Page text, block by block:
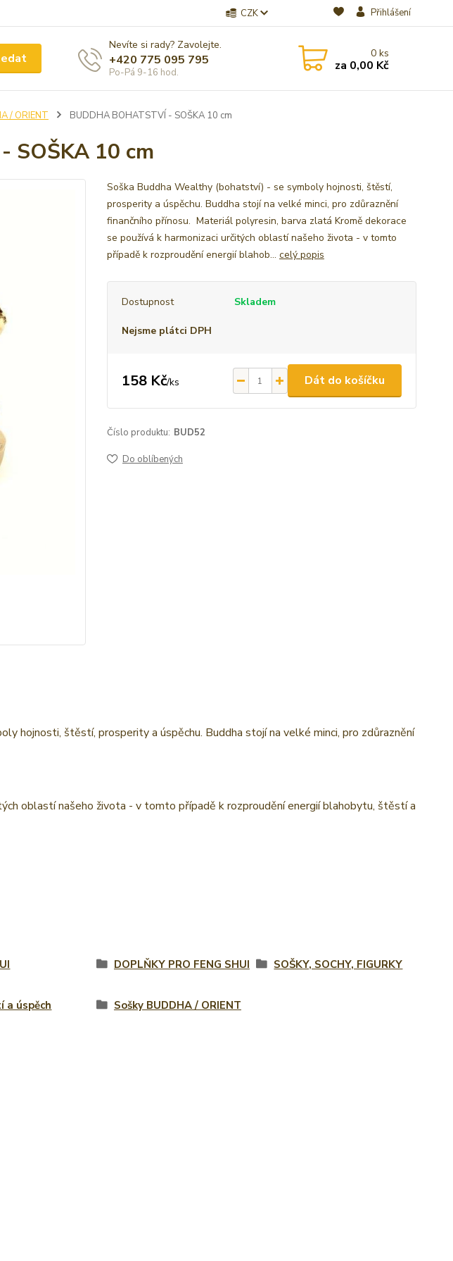
CZK Přihlášení
Nevíte si rady? Zavolejte.
+420 775 095 795
Po-Pá 9-16 hod.
0ks
za 0,00 Kč
/ ORIENT BUDDHA BOHATSTVÍ - SOŠKA 10 cm
SOŠKA 10 cm
Soška Buddha Wealthy (bohatství) - se symboly hojnosti, štěstí,
prosperity a úspěchu. Buddha stojí na velké minci, pro zdůraznění
finančního přínosu. Materiál polyresin, barva zlatá Kromě dekorace
se používá k harmonizaci určitých oblastí našeho života - v tomto
případě k rozproudění energií blahob... celý popis
Dostupnost Skladem
Nejsme plátci DPH
158 Kč/ks Dát do košíčku
Číslo produktu: BUD52
Do oblíbených
hojnosti, štěstí, prosperity a úspěchu. Buddha stojí na velké minci, pro zdůraznění
oblastí našeho života - v tomto případě k rozproudění energií blahobytu, štěstí a
DOPLŇKY PRO FENG SHUI SOŠKY, SOCHY, FIGURKY
a úspěch Sošky BUDDHA / ORIENT